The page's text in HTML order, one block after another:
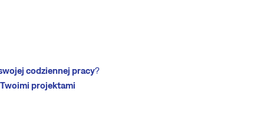
codziennej pracy?
projektami